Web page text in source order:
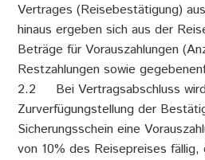
Vertrages (Reisebestätigung)
hinaus ergeben sich aus der
Beträge für Vorauszahlungen
Restzahlungen sowie
2.2 Bei Vertragsabschluss
Zurverfügungstellung der
Sicherungsschein eine
von 10% des Reisepreises fällig,